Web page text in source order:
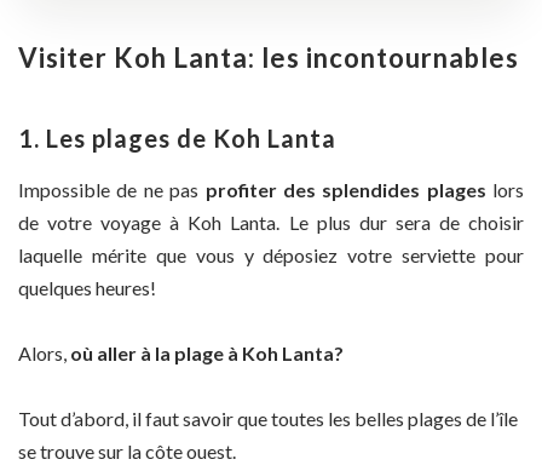
Visiter Koh Lanta: les incontournables
1. Les plages de Koh Lanta
Impossible de ne pas profiter des splendides plages lors
de votre voyage à Koh Lanta. Le plus dur sera de choisir
laquelle mérite que vous y déposiez votre serviette pour
quelques heures!
Alors, où aller à la plage à Koh Lanta?
Tout d’abord, il faut savoir que toutes les belles plages de l’île
se trouve sur la côte ouest.